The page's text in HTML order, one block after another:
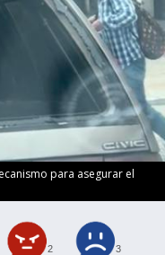
para asegurar el
2 3